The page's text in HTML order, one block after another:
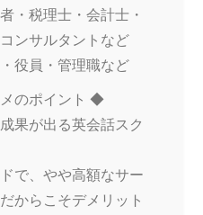
・税理士・会計士・
ンサルタントなど
役員・管理職など
のポイント ◆
果が出る英会話スク
で、やや高額なサー
からこそデメリット